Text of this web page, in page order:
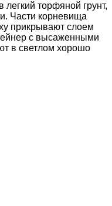
торфяной грунт,
Части корневища
прикрывают слоем
с высаженными
в светлом хорошо